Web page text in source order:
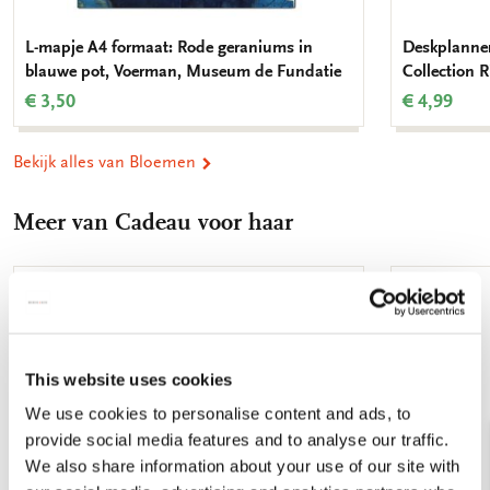
This website uses cookies
We use cookies to personalise content and ads, to
provide social media features and to analyse our traffic.
We also share information about your use of our site with
L-mapje A4 formaat: Rode geraniums in
blauwe pot, Voerman, Museum de Fundatie
€ 3,50
Collection
€ 4,99
Bekijk alles van Bloemen
Meer van Cadeau voor haar
Toevoegen